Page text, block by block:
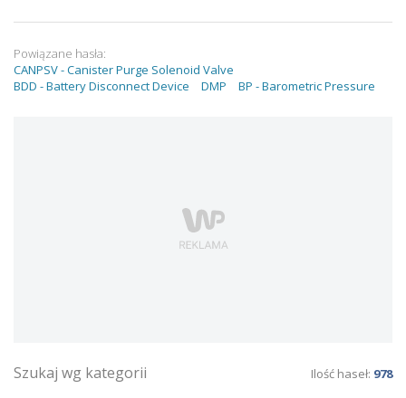
Powiązane hasła:
CANPSV - Canister Purge Solenoid Valve
BDD - Battery Disconnect Device
DMP BP - Barometric Pressure
Szukaj wg kategorii Ilość haseł: 978